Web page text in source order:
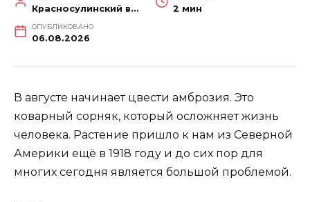
Красносулинский вестник 2 мин
ОПУБЛИКОВАНО
06.08.2026
В августе начинает цвести амброзия. Это
коварный сорняк, который осложняет жизнь
человека. Растение пришло к нам из Северной
Америки ещё в 1918 году и до сих пор для
многих сегодня является большой проблемой.